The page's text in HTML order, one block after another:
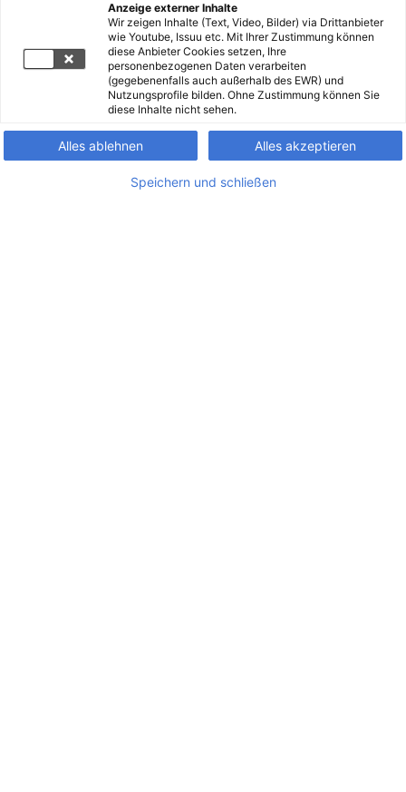
Anzeige externer Inhalte
Wir zeigen Inhalte (Text, Video, Bilder) via Drittanbieter
wie Youtube, Issuu etc. Mit Ihrer Zustimmung können
diese Anbieter Cookies setzen, Ihre
personenbezogenen Daten verarbeiten
(gegebenenfalls auch außerhalb des EWR) und
Nutzungsprofile bilden. Ohne Zustimmung können Sie
diese Inhalte nicht sehen.
Alles ablehnen Alles akzeptieren
Speichern und schließen